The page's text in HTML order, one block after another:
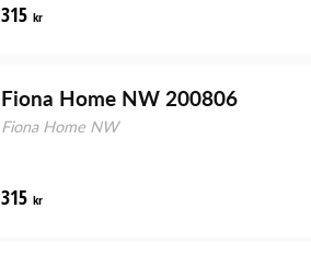
315 kr
Fiona Home NW 200806
Fiona Home NW
315 kr